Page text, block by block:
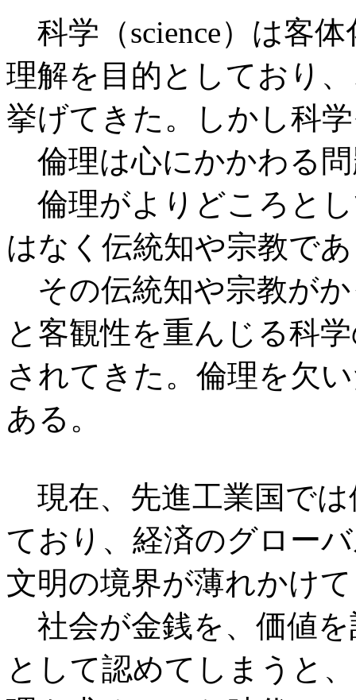
科学（science）は客
理解を目的としており
挙げてきた。しかし科
倫理は心にかかわる
倫理がよりどころと
はなく伝統知や宗教で
その伝統知や宗教が
と客観性を重んじる科
されてきた。倫理を欠
ある。
現在、先進工業国で
ており、経済のグロー
文明の境界が薄れかけ
社会が金銭を、価値
として認めてしまうと